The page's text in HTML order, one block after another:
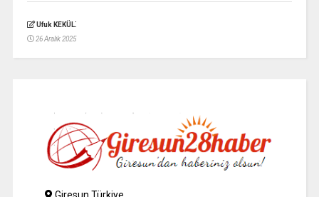
Ufuk KEKÜL:
26 Aralık 2025
Giresun Türkiye